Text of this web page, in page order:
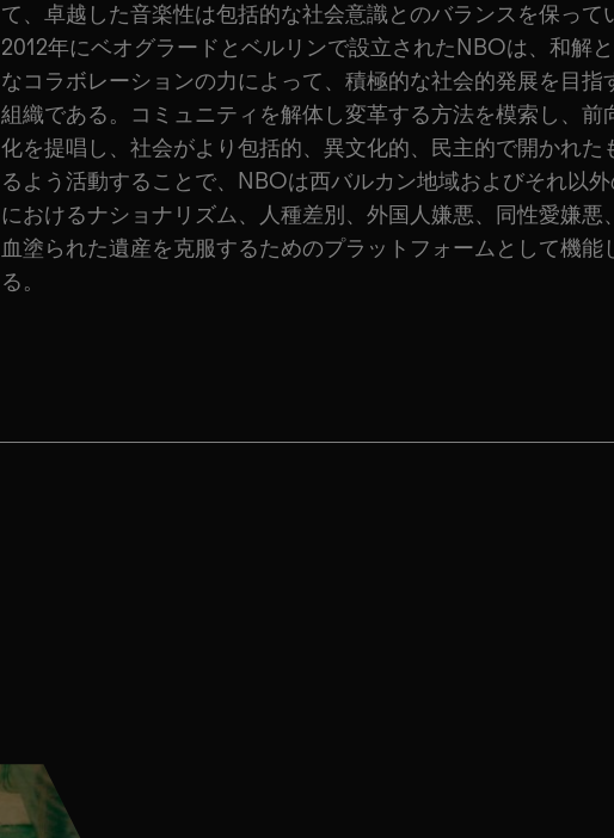
て、卓越した音楽性は包括的な社会意識とのバランスを保って
2012年にベオグラードとベルリンで設立されたNBOは、和解
なコラボレーションの力によって、積極的な社会的発展を目指
組織である。コミュニティを解体し変革する方法を模索し、前
化を提唱し、社会がより包括的、異文化的、民主的で開かれた
るよう活動することで、NBOは西バルカン地域およびそれ以
におけるナショナリズム、人種差別、外国人嫌悪、同性愛嫌悪
血塗られた遺産を克服するためのプラットフォームとして機能
る。